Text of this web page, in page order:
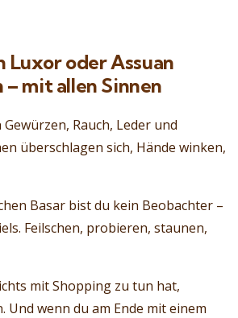
Luxor oder Assuan
mit allen Sinnen
Rauch, Leder und
überschlagen sich, Hände winken,
Basar bist du kein Beobachter –
Feilschen, probieren, staunen,
mit Shopping zu tun hat,
Und wenn du am Ende mit einem